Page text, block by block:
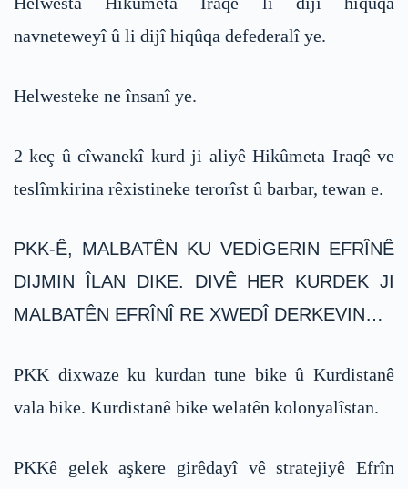
navneteweyî û li dijî hiqûqa defederalî ye.
Helwesteke ne însanî ye.
2 keç û cîwanekî kurd ji aliyê Hikûmeta Iraqê ve
teslîmkirina rêxistineke terorîst û barbar, tewan e.
PKK-Ê, MALBATÊN KU VEDİGERIN EFRÎNÊ
DIJMIN ÎLAN DIKE. DIVÊ HER KURDEK JI
MALBATÊN EFRÎNÎ RE XWEDÎ DERKEVIN…
PKK dixwaze ku kurdan tune bike û Kurdistanê
vala bike. Kurdistanê bike welatên kolonyalîstan.
PKKê gelek aşkere girêdayî vê stratejiyê Efrîn